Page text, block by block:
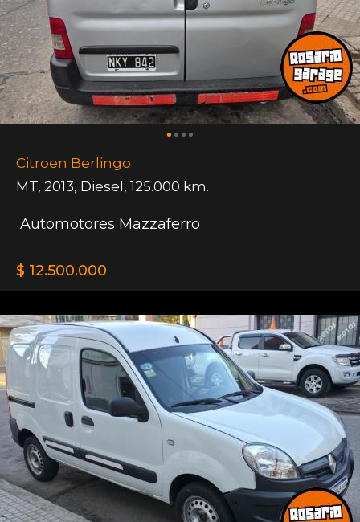
Citroen Berlingo
MT, 2013, Diesel, 125.000 km.
Automotores Mazzaferro
$ 12.500.000